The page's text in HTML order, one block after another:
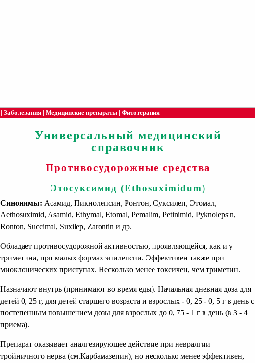
| Заболевания | Медицинские препараты | Фитотерапия
Универсальный медицинский
справочник
Противосудорожные средства
Этосуксимид (Ethosuximidum)
Синонимы: Асамид, Пикнолепсин, Ронтон, Суксилеп, Этомал,
Aethosuximid, Asamid, Ethymal, Etomal, Pemalim, Petinimid, Pyknolepsin,
Ronton, Succimal, Suxilep, Zarontin и др.
Обладает противосудорожной активностью, проявляющейся, как и у
триметина, при малых формах эпилепсии. Эффективен также при
миоклонических приступах. Несколько менее токсичен, чем триметин.
Назначают внутрь (принимают во время еды). Начальная дневная доза для
детей 0, 25 г, для детей старшего возраста и взрослых - 0, 25 - 0, 5 г в день с
постепенным повышением дозы для взрослых до 0, 75 - 1 г в день (в 3 - 4
приема).
Препарат оказывает аналгезирующее действие при невралгии
тройничного нерва (см.Карбамазепин), но несколько менее эффективен,